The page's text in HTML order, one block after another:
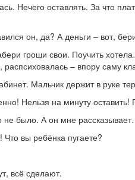
Нечего оставлять. За что
он, да? А деньги – вот,
гроши свои. Поучить
– впору саму
Мальчик держит в руке
Нельзя на минуту
не было. А он мне
Что вы ребёнка пугаете?
всё сделают.